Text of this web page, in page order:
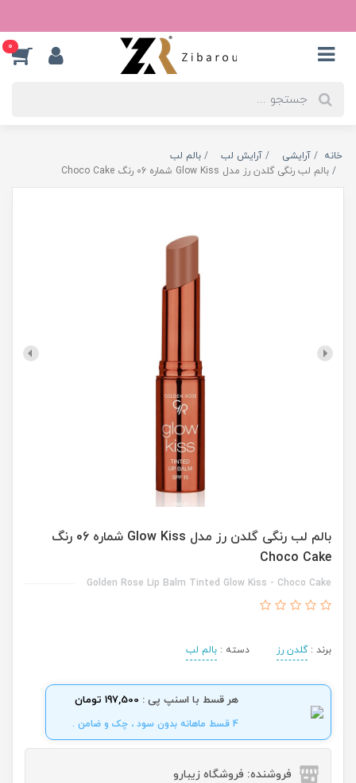
0
خانه آرایشی آرایش لب
بالم لب
بالم لب رنگی گلدن رز مدل Glow Kiss شماره 06 رنگ Choco Cake
بالم لب رنگی گلدن رز مدل Glow Kiss شماره 06 رنگ
Choco Cake
Golden Rose Lip Balm Tinted Glow Kiss - Choco Cake
برند :گلدن رز دسته : بالم لب
هر قسط با اسنپ پی : 197,500 تومان
4 قسط ماهانه بدون سود ، چک و ضامن .
فروشنده: فروشگاه زیبارو